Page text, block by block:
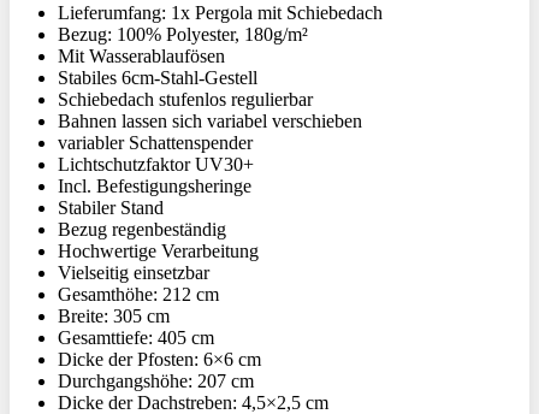
Lieferumfang: 1x Pergola mit Schiebedach
Bezug: 100% Polyester, 180g/m²
Mit Wasserablaufösen
Stabiles 6cm-Stahl-Gestell
Schiebedach stufenlos regulierbar
Bahnen lassen sich variabel verschieben
variabler Schattenspender
Lichtschutzfaktor UV30+
Incl. Befestigungsheringe
Stabiler Stand
Bezug regenbeständig
Hochwertige Verarbeitung
Vielseitig einsetzbar
Gesamthöhe: 212 cm
Breite: 305 cm
Gesamttiefe: 405 cm
Dicke der Pfosten: 6×6 cm
Durchgangshöhe: 207 cm
Dicke der Dachstreben: 4,5×2,5 cm